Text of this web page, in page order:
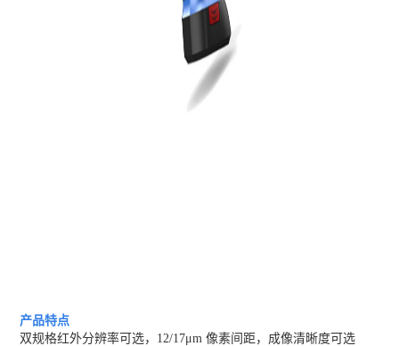
产品特点
双规格红外分辨率可选，12/17μm 像素间距，成像清晰度可选